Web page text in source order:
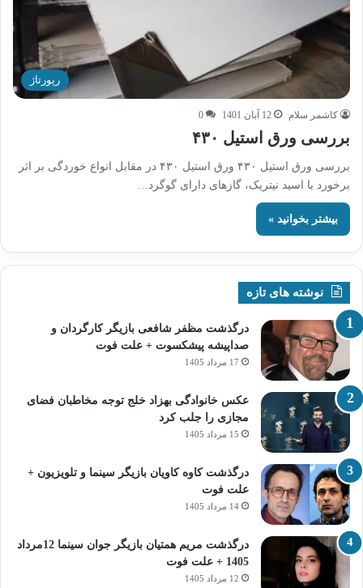
رپورتاژ
کاشمر سلام 12 آبان 1401 0
بررسی ورق استیل ۴۳۰
بررسی ورق استیل ۴۳۰ ورق استیل ۴۳۰ در مقابل انواع خوردگی بر اثر
برخورد با اسید نیتریک، گازهای دارای گوگرد…
بیشتر بخوانید »
نوشته های تازه
درگذشت مظفر شافعی بازیگر کارگردان و
صداپیشه پیشکسوت + علت فوت
17 مرداد 1405
عکس خانوادگی بهزاد خلج توجه مخاطبان فضای
مجازی را جلب کرد
15 مرداد 1405
درگذشت کاوه کاویان بازیگر سینما و تلویزیون +
علت فوت
14 مرداد 1405
درگذشت مریم همتیان بازیگر جوان سینما 12مرداد
1405 + علت فوت
12 مرداد 1405